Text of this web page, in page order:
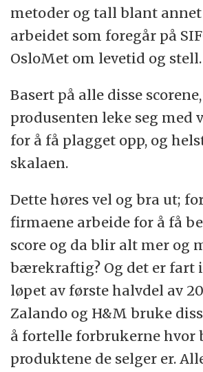
metoder og tall blant
arbeidet som foregår på
OsloMet om levetid og stell.
Basert på alle disse
produsenten leke seg med
for å få plagget opp, og
skalaen.
Dette høres vel og bra ut;
firmaene arbeide for å få
score og da blir alt mer og
bærekraftig? Og det er fart
løpet av første halvdel av
Zalando og H&M bruke
å fortelle forbrukerne
produktene de selger er.